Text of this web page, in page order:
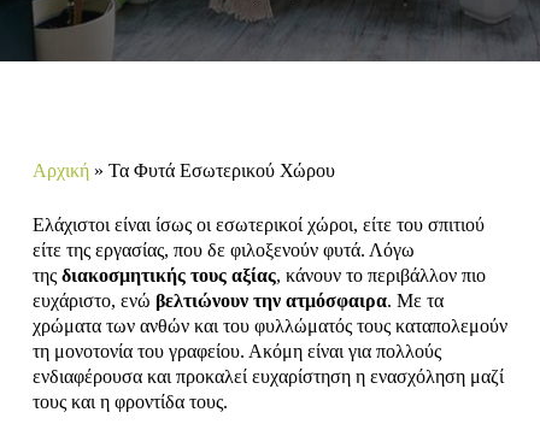
Αρχική» Τα Φυτά Εσωτερικού Χώρου
Ελάχιστοι είναι ίσως οι εσωτερικοί χώροι, είτε του σπιτιού
είτε της εργασίας, που δε φιλοξενούν φυτά. Λόγω
της διακοσμητικής τους αξίας, κάνουν το περιβάλλον πιο
ευχάριστο, ενώ βελτιώνουν την ατμόσφαιρα. Με τα
χρώματα των ανθών και του φυλλώματός τους καταπολεμούν
τη μονοτονία του γραφείου. Ακόμη είναι για πολλούς
ενδιαφέρουσα και προκαλεί ευχαρίστηση η ενασχόληση μαζί
τους και η φροντίδα τους.